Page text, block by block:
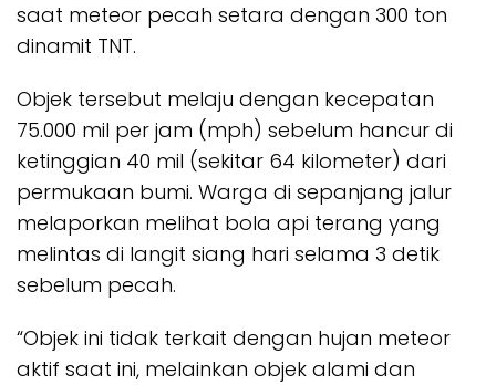
saat meteor pecah setara dengan 300 ton
dinamit TNT.
Objek tersebut melaju dengan kecepatan
75.000 mil per jam (mph) sebelum hancur di
ketinggian 40 mil (sekitar 64 kilometer) dari
permukaan bumi. Warga di sepanjang jalur
melaporkan melihat bola api terang yang
melintas di langit siang hari selama 3 detik
sebelum pecah.
“Objek ini tidak terkait dengan hujan meteor
aktif saat ini, melainkan objek alami dan